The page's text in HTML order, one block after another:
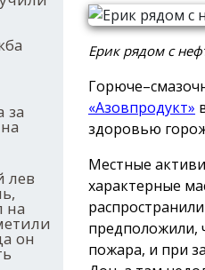
за
лев
на
он
Ерик рядом с
«Азовпродукт»
здоровью
Местные
характерные
предположили,
пожара, и при